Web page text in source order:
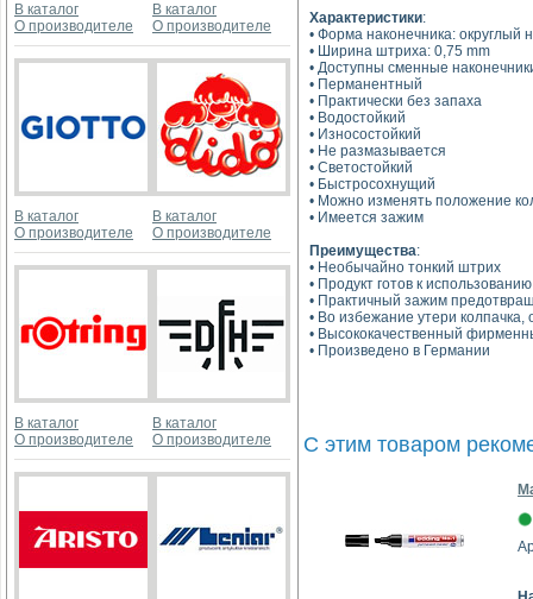
В каталог
О производителе
В каталог
О производителе
В каталог
О производителе
В каталог
О производителе
В каталог
О производителе
В каталог
О производителе
Характеристики:
• Форма наконечника: округлый
• Ширина штриха: 0,75 mm
• Доступны сменные
• Перманентный
• Практически без запаха
• Водостойкий
• Износостойкий
• Не размазывается
• Светостойкий
• Быстросохнущий
• Можно изменять положение
• Имеется зажим
Преимущества:
• Необычайно тонкий штрих
• Продукт готов к использованию
• Практичный зажим
• Во избежание утери
• Высококачественный
• Произведено в Германии
С этим товаром